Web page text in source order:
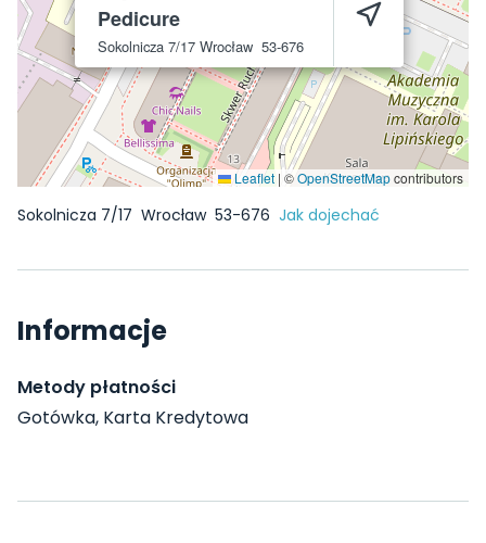
Pedicure
Sokolnicza 7/17 Wrocław 53-676
Leaflet | ©OpenStreetMapcontributors
Sokolnicza 7/17 Wrocław 53-676 Jak dojechać
Informacje
Metody płatności
Gotówka, Karta Kredytowa